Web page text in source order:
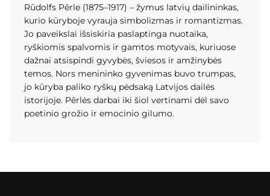
Rūdolfs Pērle (1875–1917) – žymus latvių dailininkas,
kurio kūryboje vyrauja simbolizmas ir romantizmas.
Jo paveikslai išsiskiria paslaptinga nuotaika,
ryškiomis spalvomis ir gamtos motyvais, kuriuose
dažnai atsispindi gyvybės, šviesos ir amžinybės
temos. Nors menininko gyvenimas buvo trumpas,
jo kūryba paliko ryškų pėdsaką Latvijos dailės
istorijoje. Pērlės darbai iki šiol vertinami dėl savo
poetinio grožio ir emocinio gilumo.